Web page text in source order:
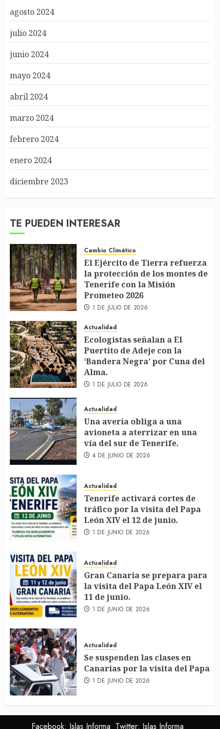
agosto 2024
julio 2024
junio 2024
mayo 2024
abril 2024
marzo 2024
febrero 2024
enero 2024
diciembre 2023
TE PUEDEN INTERESAR
Cambio Climático
El Ejército de Tierra refuerza
la protección de los montes de
Tenerife con la Misión
Prometeo 2026
1 DE JULIO DE 2026
Actualidad
Ecologistas señalan a El
Puertito de Adeje con la
‘Bandera Negra’ por Cuna del
Alma.
1 DE JULIO DE 2026
Actualidad
Una avería obliga a una
avioneta a aterrizar en una
vía del sur de Tenerife.
4 DE JUNIO DE 2026
Actualidad
Tenerife activará cortes de
tráfico por la visita del Papa
León XIV el 12 de junio.
1 DE JUNIO DE 2026
Actualidad
Gran Canaria se prepara para
la visita del Papa León XIV el
11 de junio.
1 DE JUNIO DE 2026
Actualidad
Se suspenden las clases en
Canarias por la visita del Papa
1 DE JUNIO DE 2026
Facebook: Islas Informa Twitter: Islas Informa